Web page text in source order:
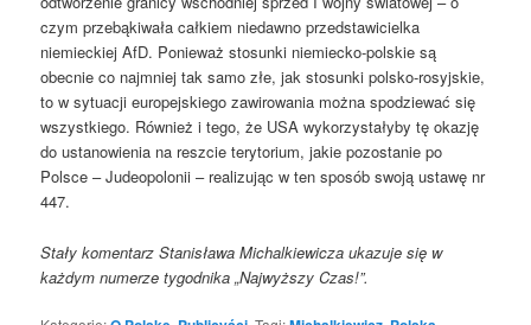
czym przebąkiwała całkiem niedawno przedstawicielka
niemieckiej AfD. Ponieważ stosunki niemiecko-polskie są
obecnie co najmniej tak samo złe, jak stosunki polsko-rosyjskie,
to w sytuacji europejskiego zawirowania można spodziewać się
wszystkiego. Również i tego, że USA wykorzystałyby tę okazję
do ustanowienia na reszcie terytorium, jakie pozostanie po
Polsce – Judeopolonii – realizując w ten sposób swoją ustawę nr
447.
Stały komentarz Stanisława Michalkiewicza ukazuje się w
każdym numerze tygodnika „Najwyższy Czas!”.